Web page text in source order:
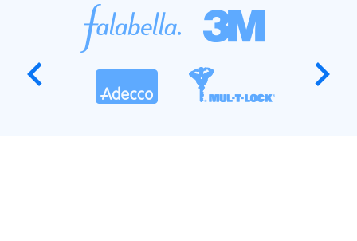
expand_more
expand_more